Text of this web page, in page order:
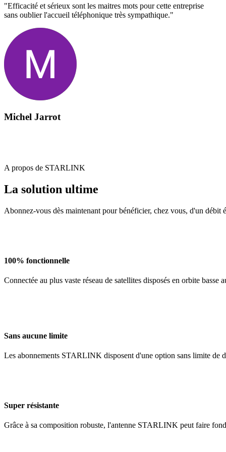
"Efficacité et sérieux sont les maitres mots pour cette entreprise
sans oublier l'accueil téléphonique très sympathique."
Michel Jarrot
A propos de STARLINK
La solution ultime
Abonnez-vous dès maintenant pour bénéficier, chez vous, d'un débit
100% fonctionnelle
Connectée au plus vaste réseau de satellites disposés en orbite
Sans aucune limite
Les abonnements STARLINK disposent d'une option sans limite de
Super résistante
Grâce à sa composition robuste, l'antenne STARLINK peut faire